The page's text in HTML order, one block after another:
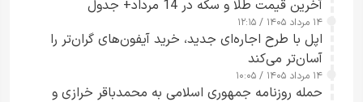
آخرین قیمت طلا و سکه در 14 مرداد+ جدول
۱۴ مرداد ۱۴۰۵ / ۱۲:۱۵
اپل با طرح اجاره‌ای جدید، خرید آیفون‌های گران‌تر را
آسان‌تر می‌کند
۱۴ مرداد ۱۴۰۵ / ۱۰:۰۵
حمله روزنامه جمهوری اسلامی به محمدباقر خرازی و